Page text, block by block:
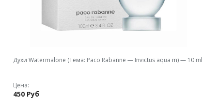
Духи Watermalone (Тема: Paco Rabanne — Invictus aqua m) — 10 ml
Цена:
450 Руб